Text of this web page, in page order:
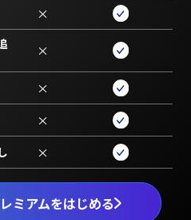
ミアムをはじめる
×
×
×
×
×